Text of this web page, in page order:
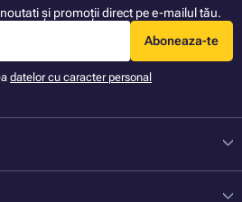
și promoții direct pe e-mailul tău.
Aboneaza-te
datelor cu caracter personal